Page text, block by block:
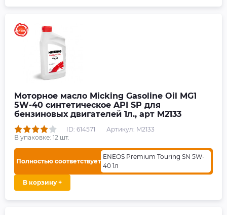
Моторное масло Micking Gasoline Oil MG1
5W-40 синтетическое API SP для
бензиновых двигателей 1л., арт M2133
ID: 614571
Артикул: M2133
В упаковке: 12 шт.
Полностью соответствует
ENEOS Premium Touring SN 5W-
40 1л
В корзину +